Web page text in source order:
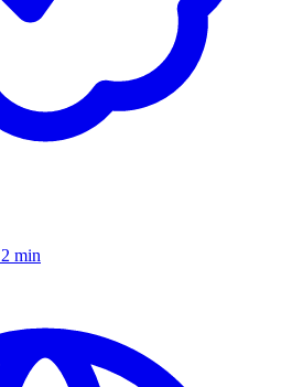
min